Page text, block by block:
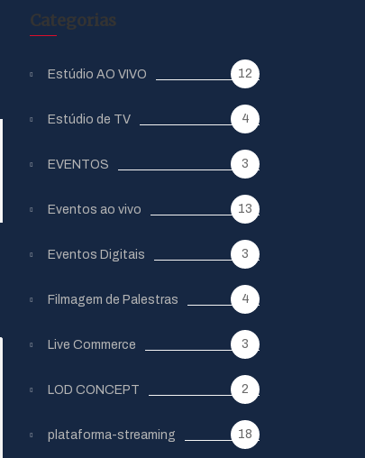
Categorias
Estúdio AO VIVO 12
Estúdio de TV 4
EVENTOS 3
Eventos ao vivo 13
Eventos Digitais 3
Filmagem de Palestras 4
Live Commerce 3
LOD CONCEPT 2
plataforma-streaming 18